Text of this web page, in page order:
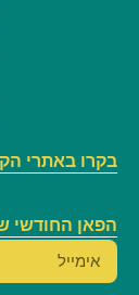
בקרו באתרי
הפאן החודשי